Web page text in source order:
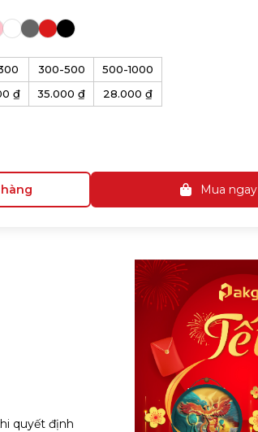
300-500
500-1000
₫ 35.000 ₫ 28.000 ₫
Mua ngay
quyết định